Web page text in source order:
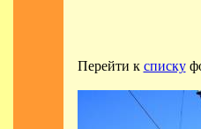
Перейти к списку